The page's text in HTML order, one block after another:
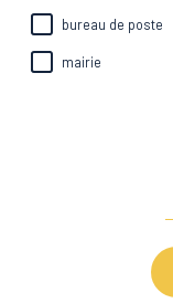
bureau de poste
mairie